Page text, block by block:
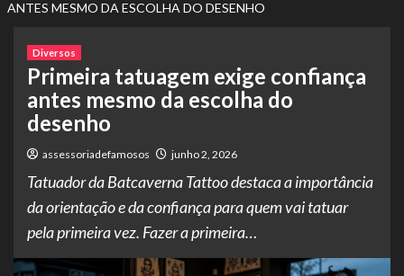
ANTES MESMO DA ESCOLHA DO DESENHO
Diversos
Primeira tatuagem exige confiança
antes mesmo da escolha do
desenho
assessoriadefamosos junho 2, 2026
Tatuador da Batcaverna Tattoo destaca a importância
da orientação e da confiança para quem vai tatuar
pela primeira vez. Fazer a primeira…